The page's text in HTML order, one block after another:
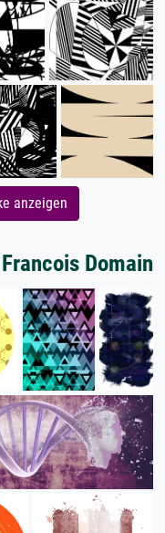
anzeigen
Domain